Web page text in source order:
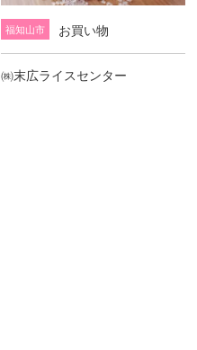
福知山市 お買い物
㈱末広ライスセンター